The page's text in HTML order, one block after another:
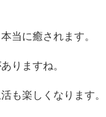
当に癒されます。
りますね。
も楽しくなります。